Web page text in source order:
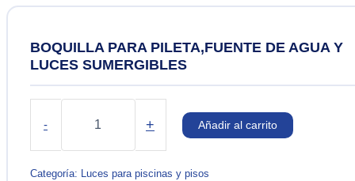
BOQUILLA PARA PILETA,FUENTE DE AGUA Y
LUCES SUMERGIBLES
-
DE
AGUA
+ Añadir al carrito
Categoría: Luces para piscinas y pisos